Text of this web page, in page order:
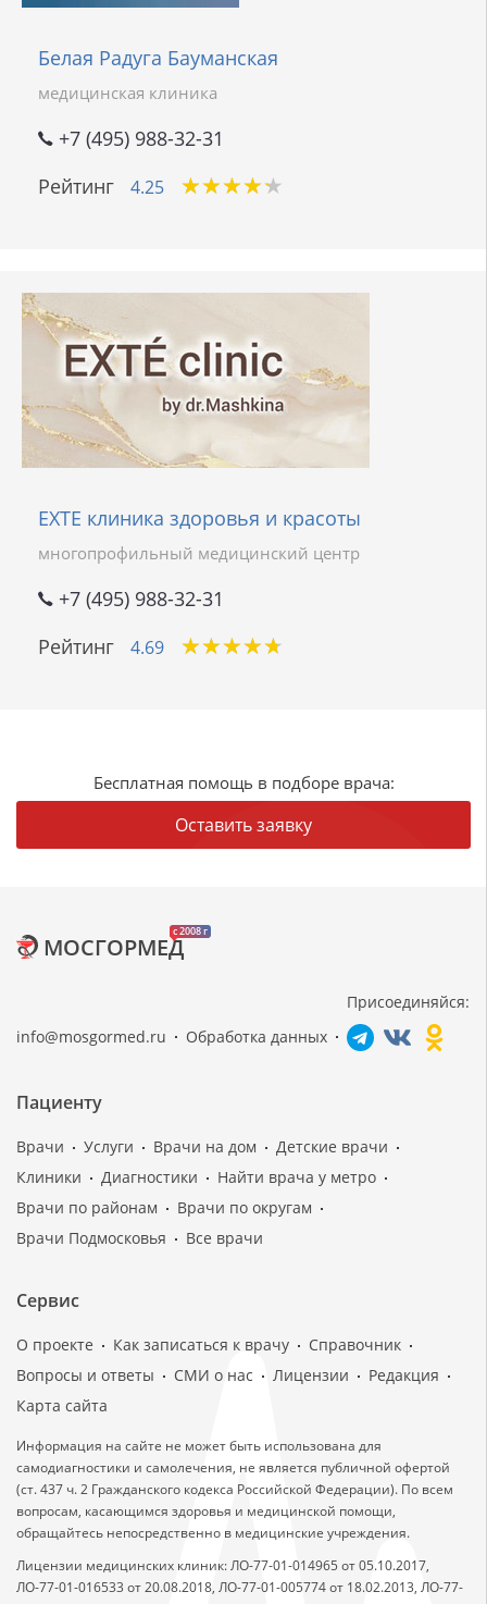
Белая Радуга Бауманская
медицинская клиника
+7 (495) 988-32-31
Рейтинг
4.25 ★★★★★
★★★★★
EXTE клиника здоровья и красоты
многопрофильный медицинский центр
+7 (495) 988-32-31
Рейтинг
4.69 ★★★★★
★★★★★
Бесплатная помощь в подборе врача:
Оставить заявку
c 2008 г
МОСГОРМЕД
info@mosgormed.ru Обработка данных
Присоединяйся:
Пациенту
Врачи Услуги Врачи на дом
Детские врачи
Клиники
Диагностики
Найти врача у метро
Врачи по районам
Врачи по округам
Врачи Подмосковья
Все врачи
Сервис
О проекте Как записаться к врачу
Справочник
Вопросы и ответы
СМИ о нас Лицензии
Редакция
Карта сайта
Информация на сайте не может быть использована для
самодиагностики и самолечения, не является публичной офертой
(ст. 437 ч. 2 Гражданского кодекса Российской Федерации). По всем
вопросам, касающимся здоровья и медицинской помощи,
обращайтесь непосредственно в медицинские учреждения.
Лицензии медицинских клиник: ЛО-77-01-014965 от 05.10.2017,
ЛО-77-01-016533 от 20.08.2018, ЛО-77-01-005774 от 18.02.2013, ЛО-77-